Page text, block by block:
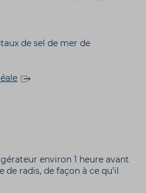
de sel de mer de
environ 1 heure avant
radis, de façon à ce qu’il